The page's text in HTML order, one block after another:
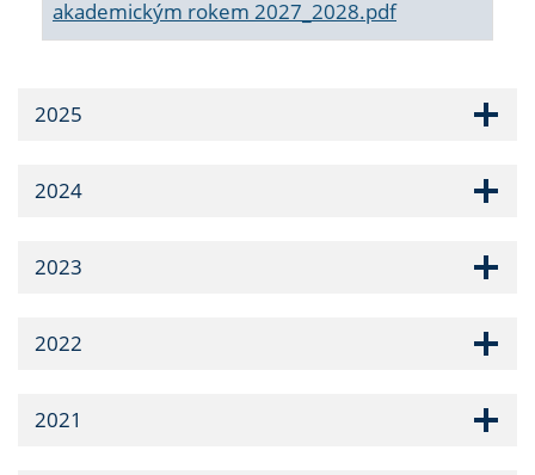
akademickým rokem 2027_2028.pdf
2025
2024
2023
2022
2021